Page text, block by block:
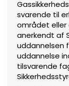
svarende til
området eller
anerkendt af
uddannelsen
uddannelse
tilsvarende